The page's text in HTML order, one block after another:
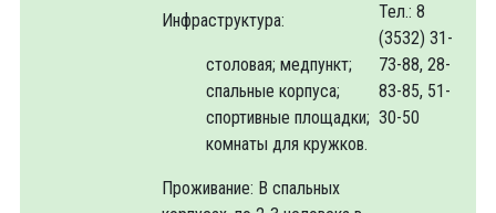
Инфраструктура:
столовая; медпункт;
спальные корпуса;
спортивные площадки;
комнаты для кружков.
Проживание: В спальных
Тел.: 8
(3532) 31-
73-88, 28-
83-85, 51-
30-50